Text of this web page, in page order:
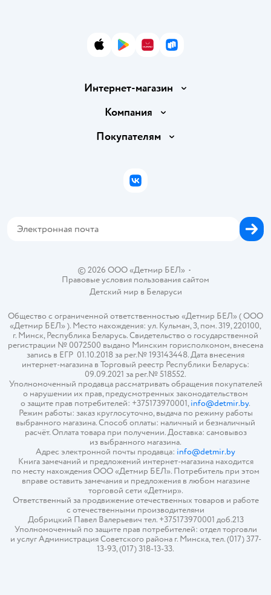
App StoreGoogle Play
AppGallery
RuStore
Интернет-магазин
Доставка и оплата
Правила продажи
Политика использования файлов cookie
Компания
Вакансии
Покупателям
Бонусные карты
© 2026 ООО «Детмир БЕЛ»•
Правовые условия пользования сайтом
Детский мир в Беларуси
Общество с ограниченной ответственностью «Детмир БЕЛ» ( ООО
«Детмир БЕЛ» ). Место нахождения: ул. Кульман, 3, пом. 319, 220100,
г. Минск, Республика Беларусь. Свидетельство о государственной
регистрации № 0072500 выдано Минским горисполкомом, внесена
запись в ЕГР 01.10.2018 за рег.№ 193143448. Дата внесения
интернет-магазина в Торговый реестр Республики Беларусь:
09.09.2021 за рег.№ 518552.
Уполномоченный продавца рассматривать обращения покупателей
о нарушении их прав, предусмотренных законодательством
о защите прав потребителей: +375173970001,info@detmir.by.
Режим работы: заказ круглосуточно, выдача по режиму работы
выбранного магазина. Способ оплаты: наличный и безналичный
расчёт. Оплата товара при получении. Доставка: самовывоз
из выбранного магазина.
Адрес электронной почты продавца: info@detmir.by
Книга замечаний и предложений интернет-магазина находится
по месту нахождения ООО «Детмир БЕЛ». Потребитель при этом
вправе оставить замечания и предложения в любом магазине
торговой сети «Детмир».
Ответственный за продвижение отечественных товаров и работе
с отечественными производителями
Добрицкий Павел Валерьевич тел. +375173970001 доб.213
Уполномоченный по защите прав потребителей: отдел торговли
и услуг Администрация Советского района г. Минска, тел. (017) 377-
13-93, (017) 318-13-33.
ВКонтакте